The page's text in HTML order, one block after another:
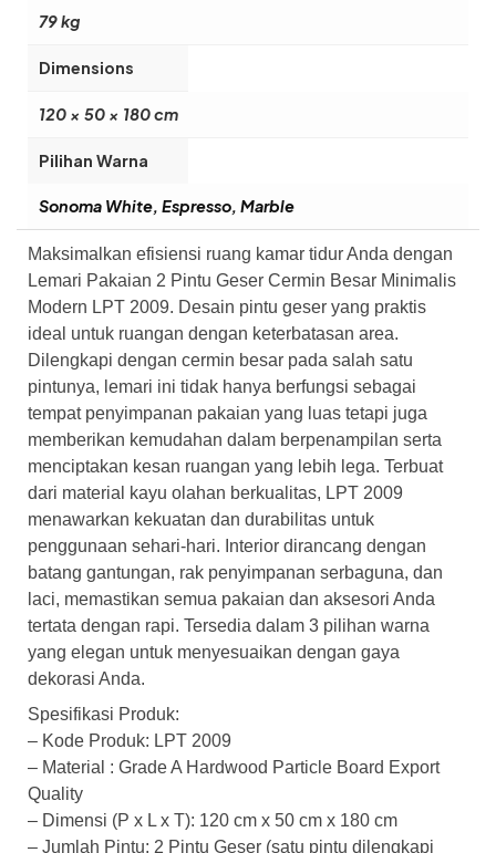
79 kg
Dimensions
120 × 50 × 180 cm
Pilihan Warna
Sonoma White, Espresso, Marble
Maksimalkan efisiensi ruang kamar tidur Anda dengan
Lemari Pakaian 2 Pintu Geser Cermin Besar Minimalis
Modern LPT 2009. Desain pintu geser yang praktis
ideal untuk ruangan dengan keterbatasan area.
Dilengkapi dengan cermin besar pada salah satu
pintunya, lemari ini tidak hanya berfungsi sebagai
tempat penyimpanan pakaian yang luas tetapi juga
memberikan kemudahan dalam berpenampilan serta
menciptakan kesan ruangan yang lebih lega. Terbuat
dari material kayu olahan berkualitas, LPT 2009
menawarkan kekuatan dan durabilitas untuk
penggunaan sehari-hari. Interior dirancang dengan
batang gantungan, rak penyimpanan serbaguna, dan
laci, memastikan semua pakaian dan aksesori Anda
tertata dengan rapi. Tersedia dalam 3 pilihan warna
yang elegan untuk menyesuaikan dengan gaya
dekorasi Anda.
Spesifikasi Produk:
– Kode Produk: LPT 2009
– Material : Grade A Hardwood Particle Board Export
Quality
– Dimensi (P x L x T): 120 cm x 50 cm x 180 cm
– Jumlah Pintu: 2 Pintu Geser (satu pintu dilengkapi